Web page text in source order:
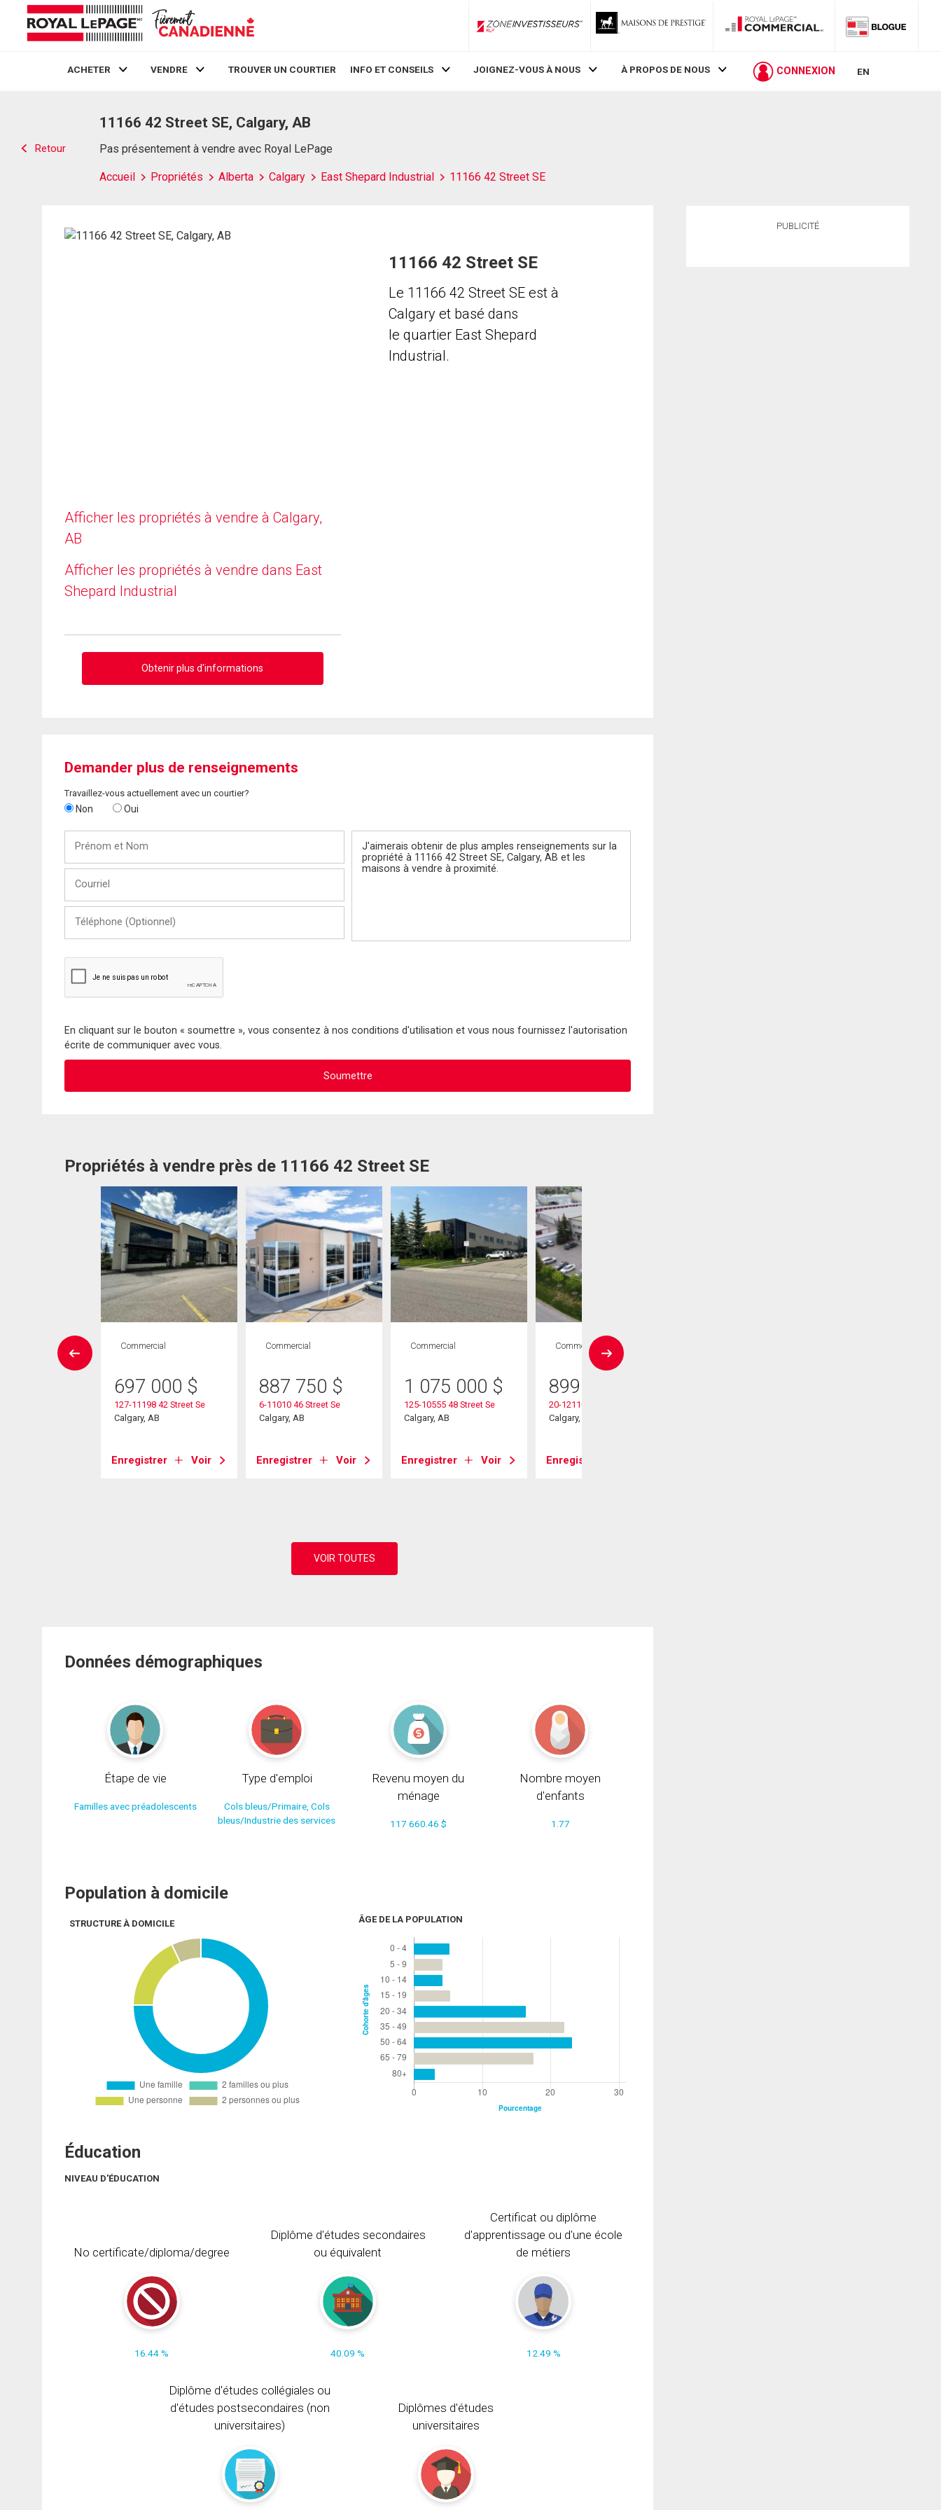
ZoneInvestisseurs RLP
ACHETER VENDRE TROUVER UN COURTIER INFO ET CONSEILS JOIGNEZ-VOUS À NOUS À PROPOS DE NOUS CONNEXION EN
Retour
11166 42 Street SE, Calgary, AB
Pas présentement à vendre avec Royal LePage
Accueil Propriétés Alberta Calgary East Shepard Industrial 11166 42 Street SE
Afficher les propriétés à vendre à Calgary,
AB
Afficher les propriétés à vendre dans East
Shepard Industrial
Obtenir plus d'informations
11166 42 Street SE
Le 11166 42 Street SE est à
Calgary et basé dans
le quartier East Shepard
Industrial.
Demander plus de renseignements
Travaillez-vous actuellement avec un courtier?
Non Oui
Nom
(Optionnel)
En cliquant sur le bouton « soumettre », vous consentez à nos conditions d'utilisation et vous nous fournissez l'autorisation
écrite de communiquer avec vous.
Propriétés à vendre près de 11166 42 Street SE
Commercial
697 000 $
127-11198 42 Street Se
Calgary, AB
Enregistrer Voir
Commercial
887 750 $
6-11010 46 Street Se
Calgary, AB
Enregistrer Voir
Commercial
1 075 000 $
125-10555 48 Street Se
Calgary, AB
Enregistrer Voir
Commercial
899 000
20-12110 40 Street Se
Calgary, AB
Enregistrer
Données démographiques
Étape de vie
Familles avec préadolescents
Type d'emploi
Cols bleus/Primaire, Cols
bleus/Industrie des services
Revenu moyen du
ménage
117 660.46 $
Nombre moyen
d'enfants
1.77
Population à domicile
STRUCTURE À DOMICILE ÂGE DE LA POPULATION
Éducation
NIVEAU D'ÉDUCATION
No certificate/diploma/degree
16.44 %
Diplôme d'études secondaires
ou équivalent
40.09 %
Certificat ou diplôme
d'apprentissage ou d'une école
de métiers
12.49 %
Diplôme d'études collégiales ou
d'études postsecondaires (non
universitaires)
Diplômes d'études
universitaires
PUBLICITÉ